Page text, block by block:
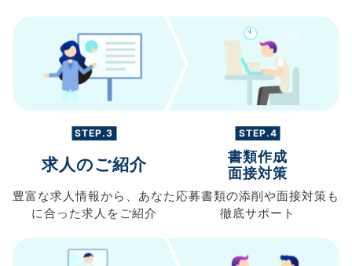
STEP.3
求人のご紹介
豊富な求人情報から、 あなた
に合った求人を ご紹介
STEP.4
書類作成
面接対策
応募書類の添削や面接対策も
徹底サポート